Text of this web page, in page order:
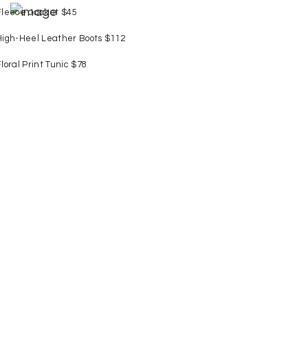
Jacket $45
Heel Leather Boots $112
Print Tunic $78